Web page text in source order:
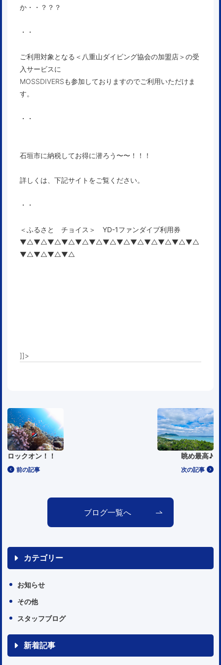
か・・？？？
・・
ご利用対象となる＜八重山ダイビング協会の加盟店＞の受
入サービスに
MOSSDIVERSも参加しておりますのでご利用いただけま
す。
・・
石垣市に納税してお得に潜ろう〜〜！！！
詳しくは、下記サイトをご覧ください。
・・
＜ふるさと チョイス＞ YD-1ファンダイブ利用券
▼△▼△▼△▼△▼△▼△▼△▼△▼△▼△▼△▼△▼△
▼△▼△▼△▼△
]]>
前の記事
ロックオン！！
次の記事
眺め最高♪
ブログ一覧へ
カテゴリー
お知らせ
その他
スタッフブログ
新着記事